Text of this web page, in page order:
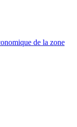
de la zone